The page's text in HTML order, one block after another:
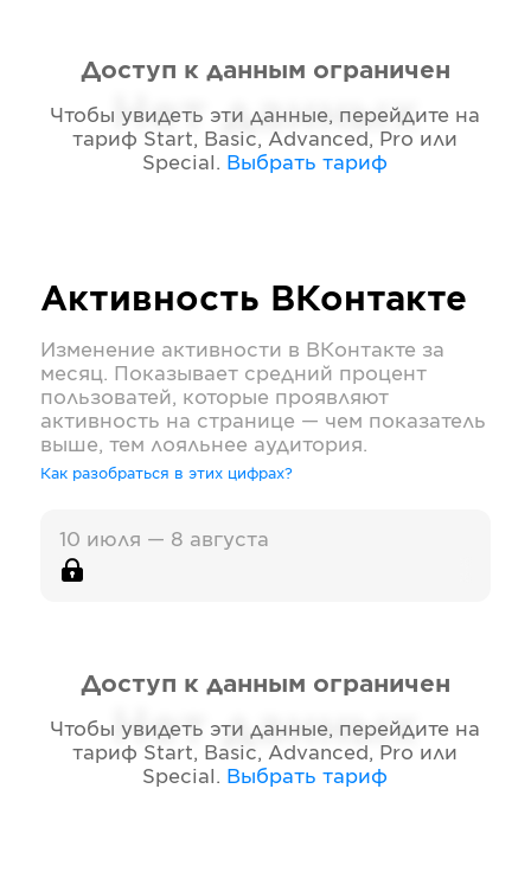
Нет данных
Доступ к данным ограничен
Чтобы увидеть эти данные, перейдите на
тариф Start, Basic, Advanced, Pro или
Special . Выбрать тариф
Активность ВКонтакте
Изменение активности в ВКонтакте за
месяц. Показывает средний процент
пользоватей, которые проявляют
активность на странице — чем показатель
выше, тем лояльнее аудитория.
Как разобраться в этих цифрах?
10 июля — 8 августа
Нет данных
Доступ к данным ограничен
Чтобы увидеть эти данные, перейдите на
тариф Start, Basic, Advanced, Pro или
Special . Выбрать тариф